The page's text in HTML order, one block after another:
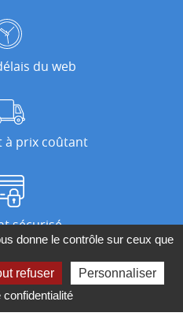
du web
à prix coûtant
sécurisé
donne le contrôle sur ceux que
refuser
Personnaliser
confidentialité